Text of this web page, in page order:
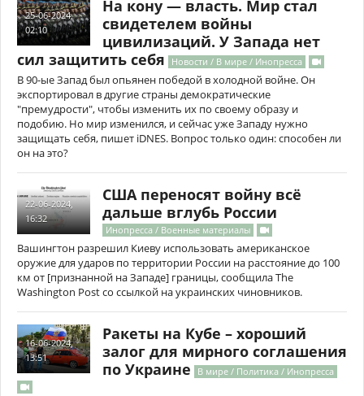
25-06-2024,
02:10
На кону — власть. Мир стал
свидетелем войны
цивилизаций. У Запада нет
сил защитить себя
Новости / В мире / Инопресса
В 90-ые Запад был опьянен победой в холодной войне. Он
экспортировал в другие страны демократические
"премудрости", чтобы изменить их по своему образу и
подобию. Но мир изменился, и сейчас уже Западу нужно
защищать себя, пишет iDNES. Вопрос только один: способен ли
он на это?
22-06-2024,
16:32
США переносят войну всё
дальше вглубь России
Инопресса / Военные материалы
Вашингтон разрешил Киеву использовать американское
оружие для ударов по территории России на расстояние до 100
км от [признанной на Западе] границы, сообщила The
Washington Post со ссылкой на украинских чиновников.
16-06-2024,
13:51
Ракеты на Кубе – хороший
залог для мирного соглашения
по Украине
В мире / Политика / Инопресса